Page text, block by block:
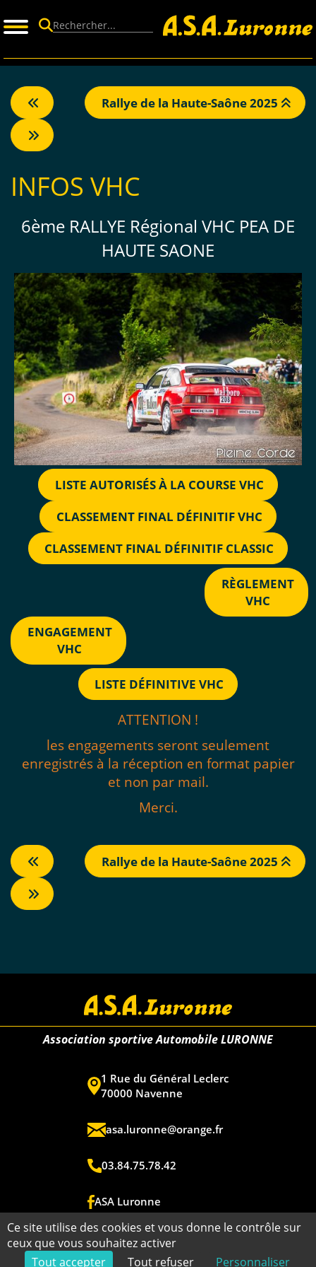
Rallye de la Haute-Saône 2025
INFOS VHC
6ème RALLYE Régional VHC PEA DE
HAUTE SAONE
LISTE AUTORISÉS À LA COURSE VHC
CLASSEMENT FINAL DÉFINITIF VHC
CLASSEMENT FINAL DÉFINITIF CLASSIC
RÈGLEMENT
VHC
ENGAGEMENT
VHC
LISTE DÉFINITIVE VHC
ATTENTION !
les engagements seront seulement
enregistrés à la réception en format papier
et non par mail.
Merci.
Rallye de la Haute-Saône 2025
Association sportive Automobile LURONNE
1 Rue du Général Leclerc
70000 Navenne
asa.luronne@orange.fr
03.84.75.78.42
ASA Luronne
Copyright ©2026 - ASA Luronne - Tous droits réservés - Réalisation
Torop.Net - Site mis à jour avecWSB-Mentions légales-Plan du site
Ce site utilise des cookies et vous donne le contrôle sur
ceux que vous souhaitez activer
Tout accepter
Tout refuser Personnaliser